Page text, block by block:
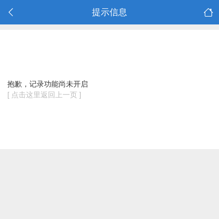
提示信息
抱歉，记录功能尚未开启
[ 点击这里返回上一页 ]